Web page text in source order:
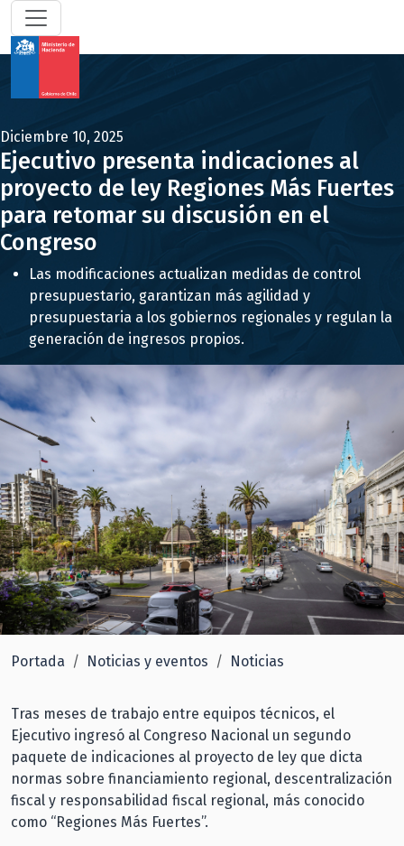
Diciembre 10, 2025
Ejecutivo presenta indicaciones al
proyecto de ley Regiones Más Fuertes
para retomar su discusión en el
Congreso
Las modificaciones actualizan medidas de control
presupuestario, garantizan más agilidad y
presupuestaria a los gobiernos regionales y regulan la
generación de ingresos propios.
Portada Noticias y eventos Noticias
Tras meses de trabajo entre equipos técnicos, el
Ejecutivo ingresó al Congreso Nacional un segundo
paquete de indicaciones al proyecto de ley que dicta
normas sobre financiamiento regional, descentralización
fiscal y responsabilidad fiscal regional, más conocido
como “Regiones Más Fuertes”.